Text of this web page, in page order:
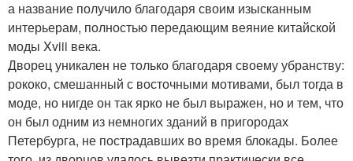
а название получило благодаря своим изысканным
интерьерам, полностью передающим веяние китайской
моды Xviii века.
Дворец уникален не только благодаря своему убранству:
рококо, смешанный с восточными мотивами, был тогда в
моде, но нигде он так ярко не был выражен, но и тем, что
он был одним из немногих зданий в пригородах
Петербурга, не пострадавших во время блокады. Более